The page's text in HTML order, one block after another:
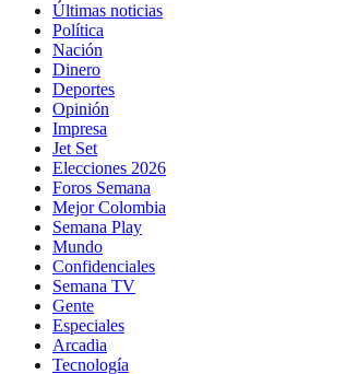
Últimas noticias
Política
Nación
Dinero
Deportes
Opinión
Impresa
Jet Set
Elecciones 2026
Foros Semana
Mejor Colombia
Semana Play
Mundo
Confidenciales
Semana TV
Gente
Especiales
Arcadia
Tecnología